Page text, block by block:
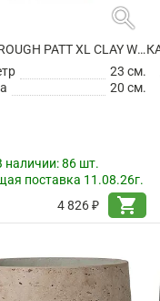
search
КАШПО ROUGH PATT XL CLAY WASHED
23 см.
20 см.
наличии:86 шт.
поставка 11.08.26г.
4 826 ₽
shopping_cart